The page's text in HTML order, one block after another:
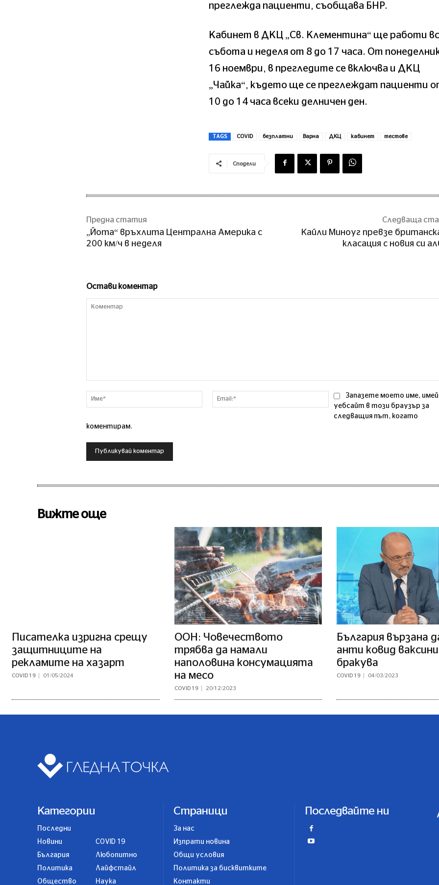
преглежда пациенти, съобщава БНР.
Кабинет в ДКЦ „Св. Клементина“ ще работи
събота и неделя от 8 до 17 часа. От
16 ноември, в прегледите се включва и ДКЦ
„Чайка“, където ще се преглеждат пациенти
10 до 14 часа всеки делничен ден.
TAGS COVID безплатни Варна ДКЦ кабинет тестове
Сподели
Предна статия
„Йота“ връхлита Централна Америка с
200 км/ч в неделя
Следваща
Кайли Миноуг превзе
класация с новия си
Остави коментар
Име*
Email:*Запазете моето име,
уебсайт в този браузър за
следващия път, когато
коментирам.
Вижте още
Писателка изригна срещу
защитниците на
рекламите на хазарт
COVID 19 01/05/2024
ООН: Човечеството
трябва да намали
наполовина консумацията
на месо
COVID 19 20/12/2023
България вързана
анти ковид
бракува
COVID 19 04/03/2023
Категории
Последни
Новини
България
Политика
Общество
COVID 19
Любопитно
Лайфстайл
Наука
Страници
За нас
Изпрати новина
Общи условия
Политика за бисквитките
Контакти
Последвайте ни